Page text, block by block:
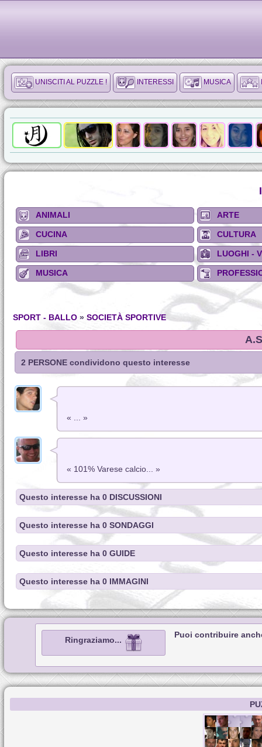
UNISCITI AL PUZZLE ! INTERESSI MUSICA
ANIMALI ARTE
CUCINA CULTURA
LIBRI LUOGHI -
MUSICA
SPORT - BALLO » SOCIETÀ SPORTIVE
2 PERSONE condividono questo interesse
« ... »
« 101% Varese calcio... »
Questo interesse ha 0 DISCUSSIONI
Questo interesse ha 0 SONDAGGI
Questo interesse ha 0 GUIDE
Questo interesse ha 0 IMMAGINI
Ringraziamo...
Puoi contribuire